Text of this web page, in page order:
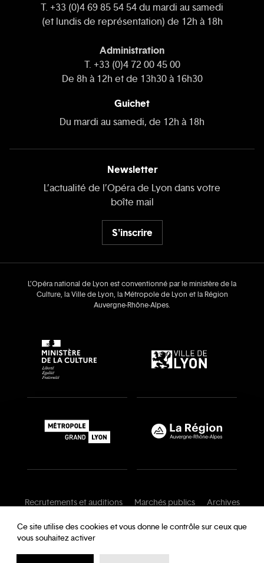
T. +33 (0)4 69 85 54 54 du mardi au samedi
(et lundis de représentation) de 12h à 18h
Administration
T. +33 (0)4 72 00 45 00
De 8h à 12h et de 13h30 à 16h30
Guichet
Du mardi au samedi, de 12h à 18h
Newsletter
L’actualité de l’Opéra de Lyon dans votre
boîte mail
S'inscrire
L’Opéra national de Lyon est conventionné par le ministère de la
Culture, la Ville de Lyon, la Métropole de Lyon et la Région
Auvergne‑Rhône‑Alpes.
Recrutements et auditions Marchés publics
Archives
Mentions légales
Conditions générales
Charte de modération
Protection des données
Ce site utilise des cookies et vous donne le contrôle sur ceux que
vous souhaitez activer